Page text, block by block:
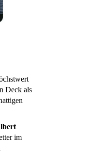
Deck als
im